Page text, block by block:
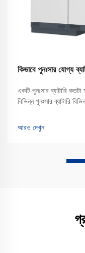
কিভাবে পুনঃসার যোগ্য
একটি পুনঃসার ব্যাটারি
বিভিন্ন পুনঃসার ব্যাটারি
আরও দেখুন